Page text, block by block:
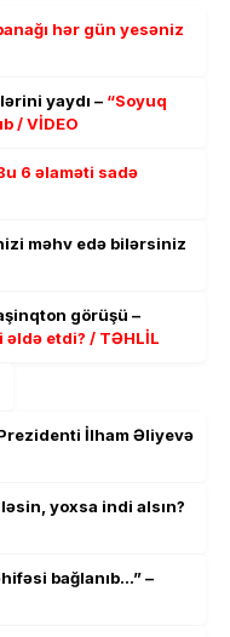
hər gün yesəniz
yaydı – “Soyuq
/ VİDEO
6 əlaməti sadə
məhv edə bilərsiniz
görüşü –
etdi? / TƏHLİL
İlham Əliyevə
yoxsa indi alsın?
bağlanıb…” –